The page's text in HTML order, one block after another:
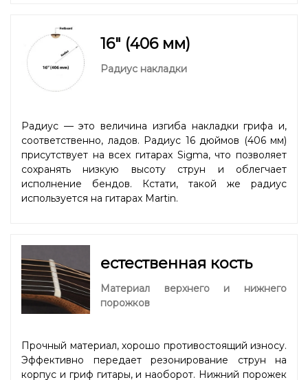
16" (406 мм)
Радиус накладки
Радиус — это величина изгиба накладки грифа и,
соответственно, ладов. Радиус 16 дюймов (406 мм)
присутствует на всех гитарах Sigma, что позволяет
сохранять низкую высоту струн и облегчает
исполнение бендов. Кстати, такой же радиус
используется на гитарах Martin.
естественная кость
Материал верхнего и нижнего
порожков
Прочный материал, хорошо противостоящий износу.
Эффективно передает резонирование струн на
корпус и гриф гитары, и наоборот. Нижний порожек